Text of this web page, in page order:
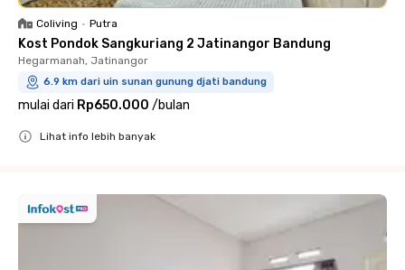
Coliving • Putra
Kost Pondok Sangkuriang 2 Jatinangor Bandung
Hegarmanah, Jatinangor
6.9 km dari uin sunan gunung djati bandung
mulai dari Rp650.000 /bulan
Lihat info lebih banyak